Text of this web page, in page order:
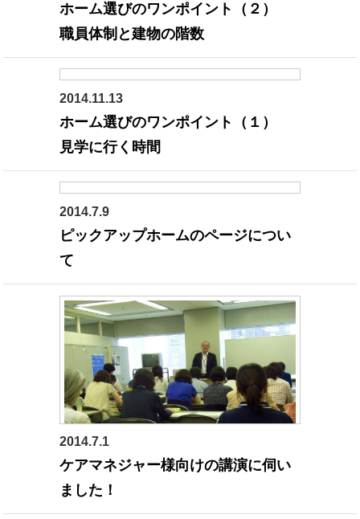
ホーム選びのワンポイント（２）
職員体制と建物の階数
2014.11.13
ホーム選びのワンポイント（１）
見学に行く時間
2014.7.9
ピックアップホームのページについ
て
2014.7.1
ケアマネジャー様向けの講演に伺い
ました！